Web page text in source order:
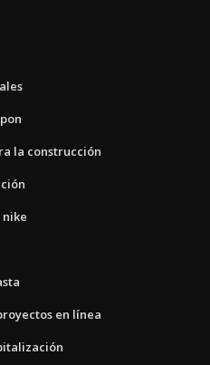
la construcción
en línea